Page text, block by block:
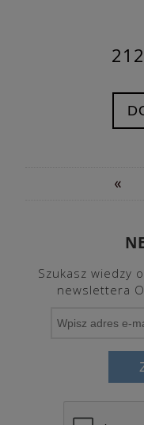
«
Szukasz wiedzy
newslettera